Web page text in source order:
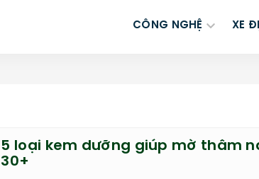
CÔNG NGHỆ XE
5 loại kem dưỡng giúp mờ thâm
30+